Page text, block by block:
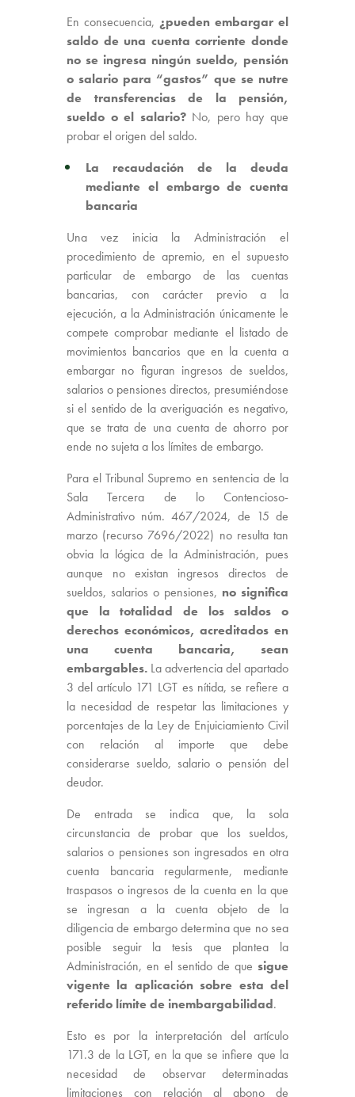
En consecuencia, ¿pueden embargar el
saldo de una cuenta corriente donde
no se ingresa ningún sueldo, pensión
o salario para “gastos” que se nutre
de transferencias de la pensión,
sueldo o el salario?No, pero hay que
probar el origen del saldo.
La recaudación de la deuda
mediante el embargo de cuenta
bancaria
Una vez inicia la Administración el
procedimiento de apremio, en el supuesto
particular de embargo de las cuentas
bancarias, con carácter previo a la
ejecución, a la Administración únicamente le
compete comprobar mediante el listado de
movimientos bancarios que en la cuenta a
embargar no figuran ingresos de sueldos,
salarios o pensiones directos, presumiéndose
si el sentido de la averiguación es negativo,
que se trata de una cuenta de ahorro por
ende no sujeta a los límites de embargo.
Para el Tribunal Supremo en sentencia de la
Sala Tercera de lo Contencioso-
Administrativo núm. 467/2024, de 15 de
marzo (recurso 7696/2022) no resulta tan
obvia la lógica de la Administración, pues
aunque no existan ingresos directos de
sueldos, salarios o pensiones, no significa
que la totalidad de los saldos o
derechos económicos, acreditados en
una cuenta bancaria, sean
embargables. La advertencia del apartado
3 del artículo 171 LGT es nítida, se refiere a
la necesidad de respetar las limitaciones y
porcentajes de la Ley de Enjuiciamiento Civil
con relación al importe que debe
considerarse sueldo, salario o pensión del
deudor.
De entrada se indica que, la sola
circunstancia de probar que los sueldos,
salarios o pensiones son ingresados en otra
cuenta bancaria regularmente, mediante
traspasos o ingresos de la cuenta en la que
se ingresan a la cuenta objeto de la
diligencia de embargo determina que no sea
posible seguir la tesis que plantea la
Administración, en el sentido de que sigue
vigente la aplicación sobre esta del
referido límite de inembargabilidad.
Esto es por la interpretación del artículo
171.3 de la LGT, en la que se infiere que la
necesidad de observar determinadas
limitaciones con relación al abono de